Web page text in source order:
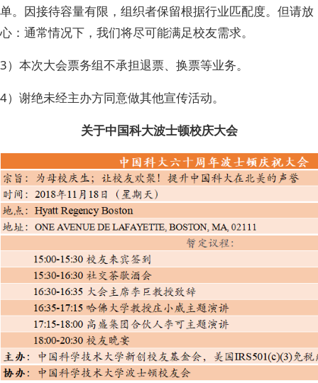
单。因接待容量有限，组织者保留根据行业匹配度。但请放
心：通常情况下，我们将尽可能满足校友需求。
3）本次大会票务组不承担退票、换票等业务。
4）谢绝未经主办方同意做其他宣传活动。
关于中国科大波士顿校庆大会